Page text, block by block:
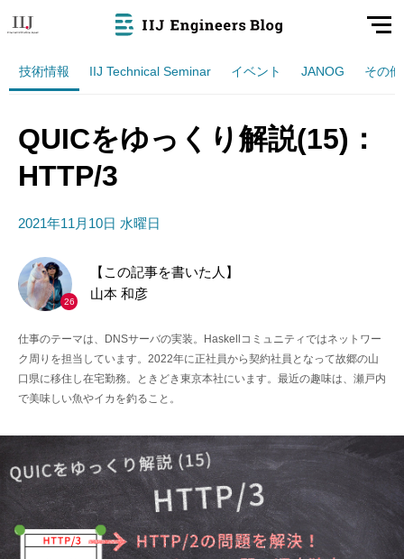
技術情報 IIJ Technical Seminar イベント JANOG その他
QUICをゆっくり解説(15)：
HTTP/3
2021年11月10日 水曜日
26
【この記事を書いた人】
山本 和彦
仕事のテーマは、DNSサーバの実装。Haskellコミュニティではネットワー
ク周りを担当しています。2022年に正社員から契約社員となって故郷の山
口県に移住し在宅勤務。ときどき東京本社にいます。最近の趣味は、瀬戸内
で美味しい魚やイカを釣ること。